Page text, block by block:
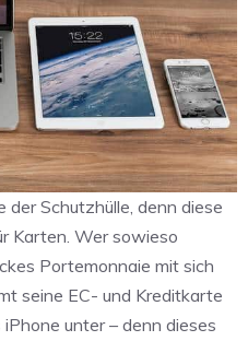
der Schutzhülle, denn diese
Karten. Wer sowieso
Portemonnaie mit sich
seine EC- und Kreditkarte
unter – denn dieses